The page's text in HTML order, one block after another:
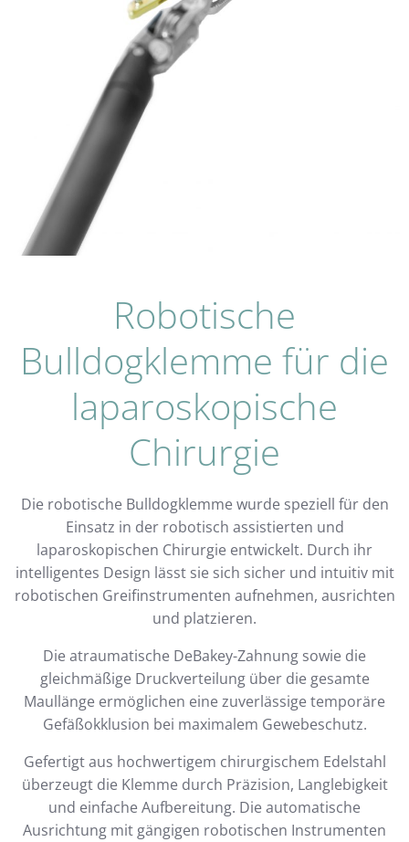
Robotische
Bulldogklemme für die
laparoskopische
Chirurgie
Die robotische Bulldogklemme wurde speziell für den
Einsatz in der robotisch assistierten und
laparoskopischen Chirurgie entwickelt. Durch ihr
intelligentes Design lässt sie sich sicher und intuitiv mit
robotischen Greifinstrumenten aufnehmen, ausrichten
und platzieren.
Die atraumatische DeBakey-Zahnung sowie die
gleichmäßige Druckverteilung über die gesamte
Maullänge ermöglichen eine zuverlässige temporäre
Gefäßokklusion bei maximalem Gewebeschutz.
Gefertigt aus hochwertigem chirurgischem Edelstahl
überzeugt die Klemme durch Präzision, Langlebigkeit
und einfache Aufbereitung. Die automatische
Ausrichtung mit gängigen robotischen Instrumenten